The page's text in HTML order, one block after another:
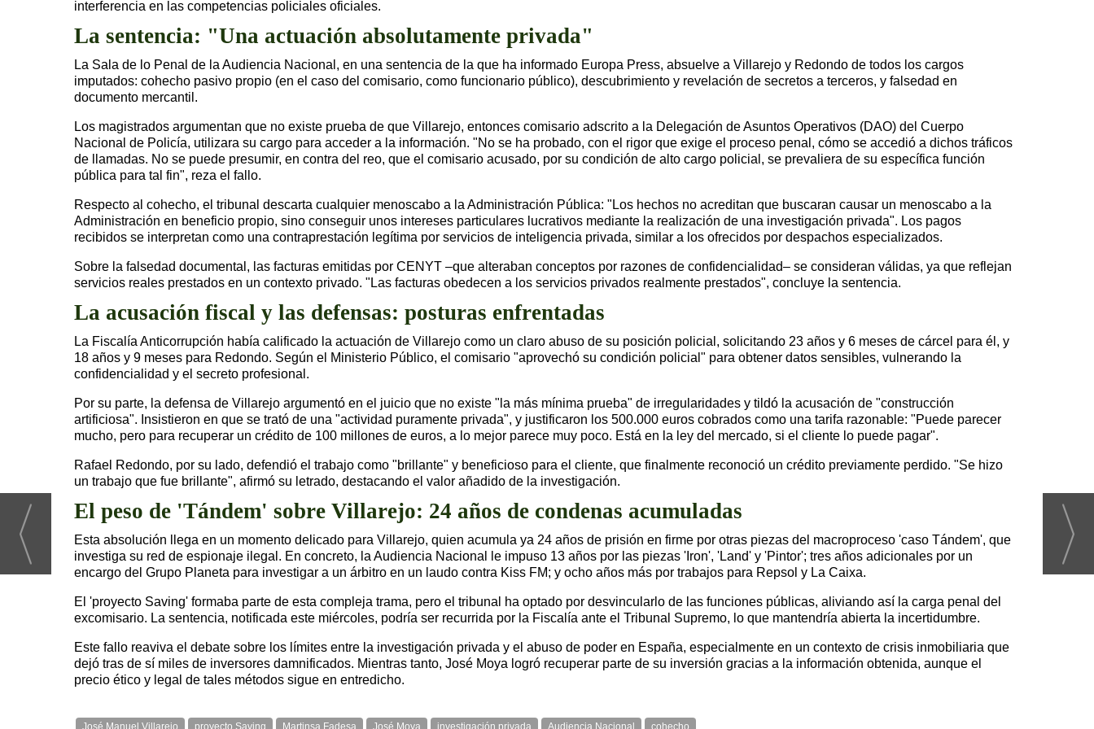
interferencia en las competencias policiales oficiales.
La sentencia: "Una actuación absolutamente privada"
La Sala de lo Penal de la Audiencia Nacional, en una sentencia de la que ha informado Europa Press, absuelve a Villarejo y Redondo de todos los cargos
imputados: cohecho pasivo propio (en el caso del comisario, como funcionario público), descubrimiento y revelación de secretos a terceros, y falsedad en
documento mercantil.
Los magistrados argumentan que no existe prueba de que Villarejo, entonces comisario adscrito a la Delegación de Asuntos Operativos (DAO) del Cuerpo
Nacional de Policía, utilizara su cargo para acceder a la información. "No se ha probado, con el rigor que exige el proceso penal, cómo se accedió a dichos tráficos
de llamadas. No se puede presumir, en contra del reo, que el comisario acusado, por su condición de alto cargo policial, se prevaliera de su específica función
pública para tal fin", reza el fallo.
Respecto al cohecho, el tribunal descarta cualquier menoscabo a la Administración Pública: "Los hechos no acreditan que buscaran causar un menoscabo a la
Administración en beneficio propio, sino conseguir unos intereses particulares lucrativos mediante la realización de una investigación privada". Los pagos
recibidos se interpretan como una contraprestación legítima por servicios de inteligencia privada, similar a los ofrecidos por despachos especializados.
Sobre la falsedad documental, las facturas emitidas por CENYT –que alteraban conceptos por razones de confidencialidad– se consideran válidas, ya que reflejan
servicios reales prestados en un contexto privado. "Las facturas obedecen a los servicios privados realmente prestados", concluye la sentencia.
La acusación fiscal y las defensas: posturas enfrentadas
La Fiscalía Anticorrupción había calificado la actuación de Villarejo como un claro abuso de su posición policial, solicitando 23 años y 6 meses de cárcel para él, y
18 años y 9 meses para Redondo. Según el Ministerio Público, el comisario "aprovechó su condición policial" para obtener datos sensibles, vulnerando la
confidencialidad y el secreto profesional.
Por su parte, la defensa de Villarejo argumentó en el juicio que no existe "la más mínima prueba" de irregularidades y tildó la acusación de "construcción
artificiosa". Insistieron en que se trató de una "actividad puramente privada", y justificaron los 500.000 euros cobrados como una tarifa razonable: "Puede parecer
mucho, pero para recuperar un crédito de 100 millones de euros, a lo mejor parece muy poco. Está en la ley del mercado, si el cliente lo puede pagar".
Rafael Redondo, por su lado, defendió el trabajo como "brillante" y beneficioso para el cliente, que finalmente reconoció un crédito previamente perdido. "Se hizo
un trabajo que fue brillante", afirmó su letrado, destacando el valor añadido de la investigación.
El peso de 'Tándem' sobre Villarejo: 24 años de condenas acumuladas
Esta absolución llega en un momento delicado para Villarejo, quien acumula ya 24 años de prisión en firme por otras piezas del macroproceso 'caso Tándem', que
investiga su red de espionaje ilegal. En concreto, la Audiencia Nacional le impuso 13 años por las piezas 'Iron', 'Land' y 'Pintor'; tres años adicionales por un
encargo del Grupo Planeta para investigar a un árbitro en un laudo contra Kiss FM; y ocho años más por trabajos para Repsol y La Caixa.
El 'proyecto Saving' formaba parte de esta compleja trama, pero el tribunal ha optado por desvincularlo de las funciones públicas, aliviando así la carga penal del
excomisario. La sentencia, notificada este miércoles, podría ser recurrida por la Fiscalía ante el Tribunal Supremo, lo que mantendría abierta la incertidumbre.
Este fallo reaviva el debate sobre los límites entre la investigación privada y el abuso de poder en España, especialmente en un contexto de crisis inmobiliaria que
dejó tras de sí miles de inversores damnificados. Mientras tanto, José Moya logró recuperar parte de su inversión gracias a la información obtenida, aunque el
precio ético y legal de tales métodos sigue en entredicho.